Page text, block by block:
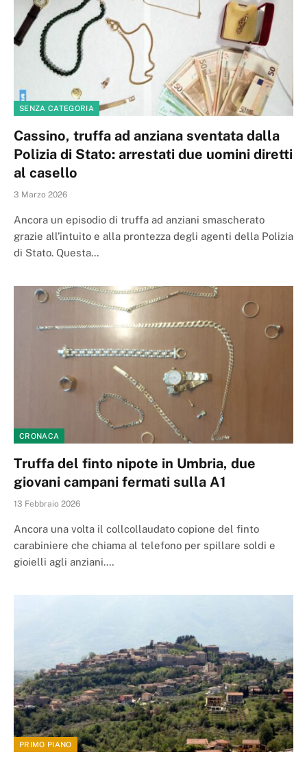
SENZA CATEGORIA
Cassino, truffa ad anziana sventata dalla
Polizia di Stato: arrestati due uomini diretti
al casello
3 Marzo 2026
Ancora un episodio di truffa ad anziani smascherato
grazie all’intuito e alla prontezza degli agenti della Polizia
di Stato. Questa…
CRONACA
Truffa del finto nipote in Umbria, due
giovani campani fermati sulla A1
13 Febbraio 2026
Ancora una volta il collcollaudato copione del finto
carabiniere che chiama al telefono per spillare soldi e
gioielli agli anziani.…
PRIMO PIANO